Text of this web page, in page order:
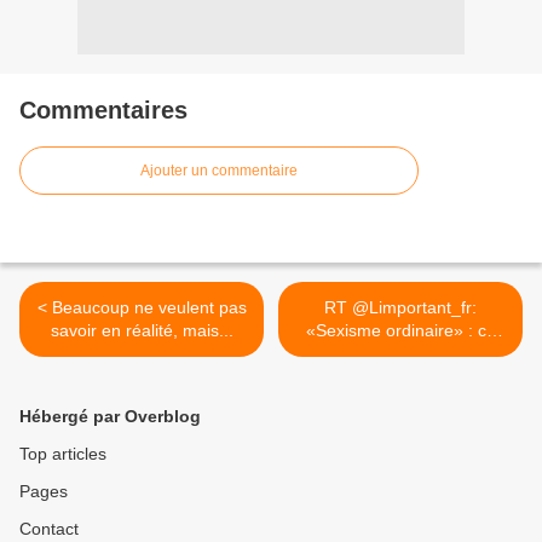
Commentaires
Ajouter un commentaire
< Beaucoup ne veulent pas
savoir en réalité, mais...
RT @Limportant_fr:
«Sexisme ordinaire» : ce
blog... >
Hébergé par Overblog
Top articles
Pages
Contact